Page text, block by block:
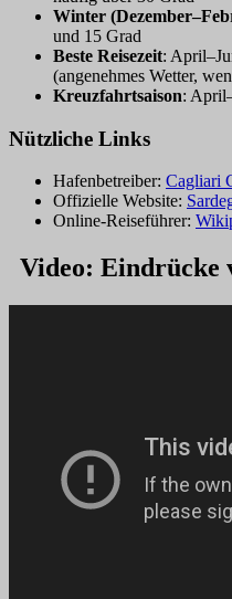
Winter
und 15 Grad
Beste Reisezeit:
(angenehmes Wetter,
Kreuzfahrtsaison:
Nützliche Links
Hafenbetreiber: Cagliari
Offizielle Website:
Online-Reiseführer:
Video: Eindrücke